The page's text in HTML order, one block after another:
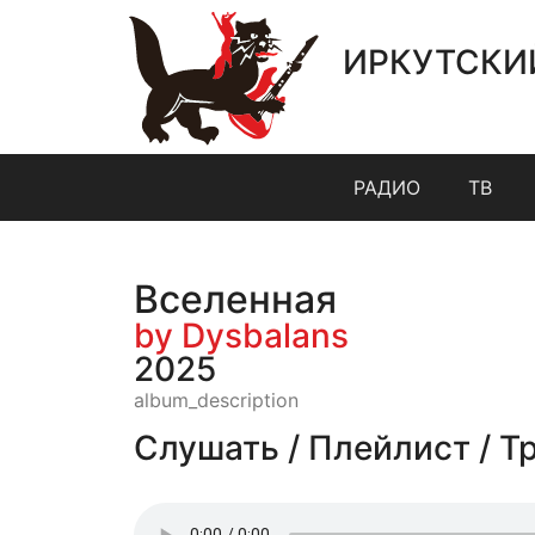
РАДИО ТВ
Вселенная
by Dysbalans
2025
album_description
Слушать / Плейлист /